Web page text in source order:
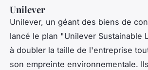
Unilever
Unilever, un géant des biens de
lancé le plan "Unilever Sustainable
à doubler la taille de l'entreprise
son empreinte environnementale.